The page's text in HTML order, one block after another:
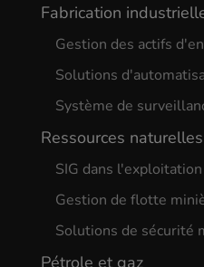
Fabrication
Gestion des actifs
Solutions
Système de
Ressources naturelles
SIG dans
Gestion de flotte
Solutions de sécurité
Pétrole et gaz